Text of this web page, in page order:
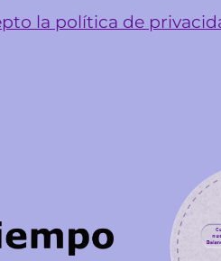
la política de